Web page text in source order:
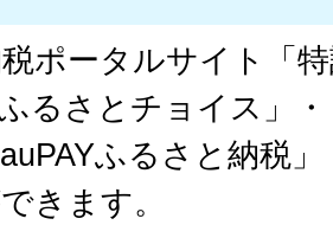
ポータルサイト「
るさとチョイス」
ふるさと納税
きます。